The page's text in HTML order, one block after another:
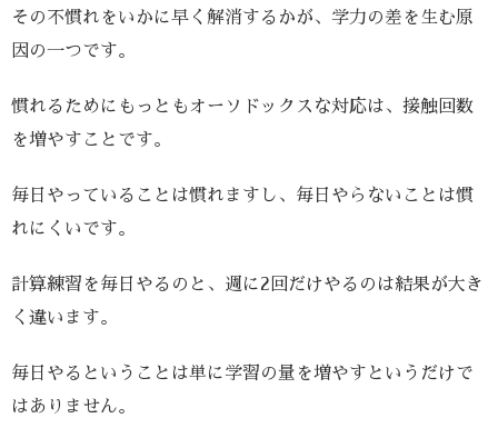
その不慣れをいかに早く解消するかが、学力の差を生む原
因の一つです。
慣れるためにもっともオーソドックスな対応は、接触回数
を増やすことです。
毎日やっていることは慣れますし、毎日やらないことは慣
れにくいです。
計算練習を毎日やるのと、週に2回だけやるのは結果が大き
く違います。
毎日やるということは単に学習の量を増やすというだけで
はありません。